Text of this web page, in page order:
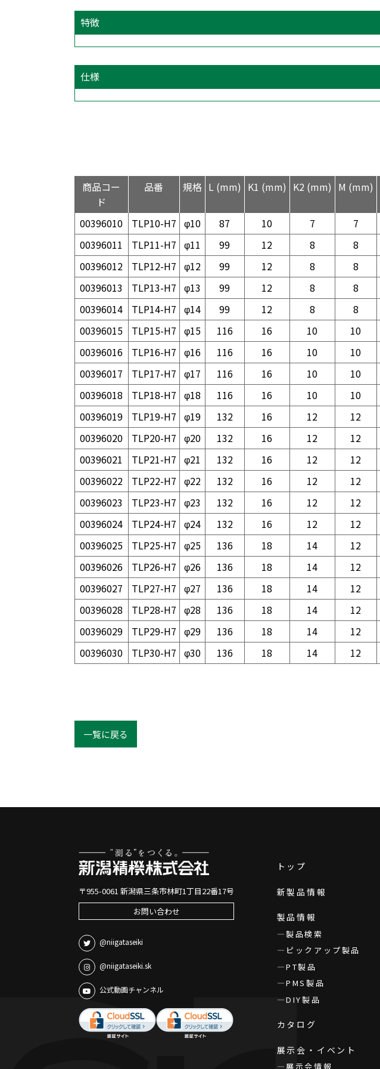
特徴
仕様
商品コー
ド
品番 規格 L (mm) K1 (mm) K2 (mm) M (mm)
00396010 TLP10-H7 φ10 87 10 7 7
00396011
TLP11-H7 φ11 99 12 8 8
00396012
TLP12-H7 φ12 99 12 8 8
00396013
TLP13-H7 φ13 99 12 8 8
00396014
TLP14-H7 φ14 99 12 8 8
00396015
TLP15-H7 φ15 116 16 10 10
00396016
TLP16-H7 φ16 116 16 10 10
00396017
TLP17-H7 φ17 116 16 10 10
00396018
TLP18-H7 φ18 116 16 10 10
00396019
TLP19-H7 φ19 132 16 12 12
00396020
TLP20-H7 φ20 132 16 12 12
00396021
TLP21-H7 φ21 132 16 12 12
00396022
TLP22-H7 φ22 132 16 12 12
00396023
TLP23-H7 φ23 132 16 12 12
00396024
TLP24-H7 φ24 132 16 12 12
00396025
TLP25-H7 φ25 136 18 14 12
00396026
TLP26-H7 φ26 136 18 14 12
00396027
TLP27-H7 φ27 136 18 14 12
00396028
TLP28-H7 φ28 136 18 14 12
00396029
TLP29-H7 φ29 136 18 14 12
00396030
TLP30-H7 φ30 136 18 14 12
一覧に戻る
〒955-0061 新潟県三条市林町1丁目22番17号
お問い合わせ
@niigataseiki
@niigataseiki.sk
公式動画チャンネル
トップ
新製品情報
製品情報
製品検索
ピックアップ製品
PT製品
PMS製品
DIY製品
カタログ
展示会・イベント
展示会情報